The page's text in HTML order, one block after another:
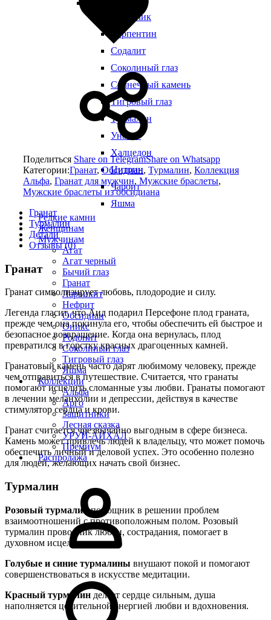
Сердолик
Серпентин
Содалит
Соколиный глаз
Солнечный камень
Тигровый глаз
Турмалин
Унакит
Халцедон
Цитрин
Чароит
Яшма
Редкие камни
Женщинам
Мужчинам
Агат
Агат черный
Бычий глаз
Гранат
Ларвикит
Нефрит
Обсидиан
Оникс
Родонит
Соколиный глаз
Тигровый глаз
Яшма
Коллекции
Альфа
Арго
Защитники
Лесная сказка
УРУЙ-АЙХАЛ
Премиум
Распродажа
Поделиться Share on TelegramShare on Whatsapp
Категории:Гранат,Обсидиан, Турмалин, Коллекция
Альфа, Гранат для мужчин, Мужские браслеты,
Мужские браслеты из обсидиана
Гранат
Турмалин
Детали
Отзывы (0)
Гранат
Гранат символизирует любовь, плодородие и силу.
Легенда гласит, что Аид подарил Персефоне плод граната,
прежде чем она покинула его, чтобы обеспечить ей быстрое и
безопасное возвращение. Когда она вернулась, плод
превратился в горстку красных драгоценных камней.
Гранатовый камень часто дарят любимому человеку, прежде
чем отправиться в путешествие. Считается, что гранаты
помогают исцелить сломанные узы любви. Гранаты помогают
в лечении меланхолии и депрессии, действуя в качестве
стимулятор сердца и крови.
Гранат считается чрезвычайно выгодным в сфере бизнеса.
Камень может привлечь людей к владельцу, что может помочь
обеспечить личный и деловой успех. Это особенно полезно
для людей, желающих начать свой бизнес.
Турмалин
Розовый турмалин помощник в решении проблем
взаимоотношений с противоположным полом. Розовый
турмалин проводник любви, сострадания, помогает в
духовном исцелении.
Голубые и синие турмалины внушают покой и помогают
совершенствоваться в искусстве медитации.
Красный турмалин делает сердце сильным, душа
наполняется целительной энергией любви и вдохновения.